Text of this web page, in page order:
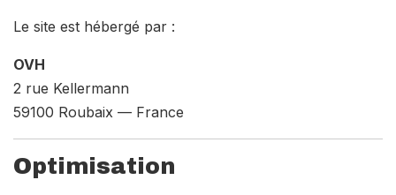
Le site est hébergé par :
OVH
2 rue Kellermann
59100 Roubaix — France
Optimisation